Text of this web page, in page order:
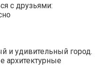
с друзьями:
и удивительный город.
архитектурные